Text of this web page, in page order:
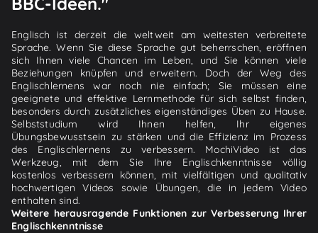
Englisch ist derzeit die weltweit am weitesten verbreitete
Sprache. Wenn Sie diese Sprache gut beherrschen, eröffnen
sich Ihnen viele Chancen im Leben, und Sie können viele
Beziehungen knüpfen und erweitern. Doch der Weg des
Englischlernens war noch nie einfach; Sie müssen eine
geeignete und effektive Lernmethode für sich selbst finden,
besonders durch zusätzliches eigenständiges Üben zu Hause.
Selbststudium wird Ihnen helfen, Ihr eigenes
Übungsbewusstsein zu stärken und die Effizienz im Prozess
des Englischlernens zu verbessern. MochiVideo ist das
Werkzeug, mit dem Sie Ihre Englischkenntnisse völlig
kostenlos verbessern können, mit vielfältigen und qualitativ
hochwertigen Videos sowie Übungen, die in jedem Video
enthalten sind.
Weitere herausragende Funktionen zur Verbesserung Ihrer
Englischkenntnisse